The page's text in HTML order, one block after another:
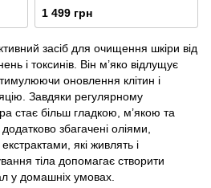
диня"
1 499 грн
засіб для очищення шкіри від
і токсинів. Він м’яко відлущує
оновлення клітин і
Завдяки регулярному
стає більш гладкою, м’якою та
збагачені оліями,
які живлять і
тіла допомагає створити
у домашніх умовах.